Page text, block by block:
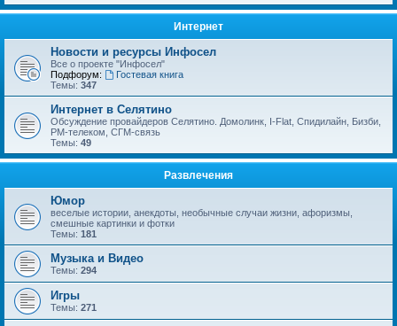
Интернет
Новости и ресурсы Инфосел
Все о проекте "Инфосел"
Подфорум:
Гостевая книга
Темы: 347
Интернет в Селятино
Обсуждение провайдеров Селятино. Домолинк, I-Flat, Спидилайн, Бизби,
РМ-телеком, СГМ-связь
Темы: 49
Развлечения
Юмор
веселые истории, анекдоты, необычные случаи жизни, афоризмы,
смешные картинки и фотки
Темы: 181
Музыка и Видео
Темы: 294
Игры
Темы: 271